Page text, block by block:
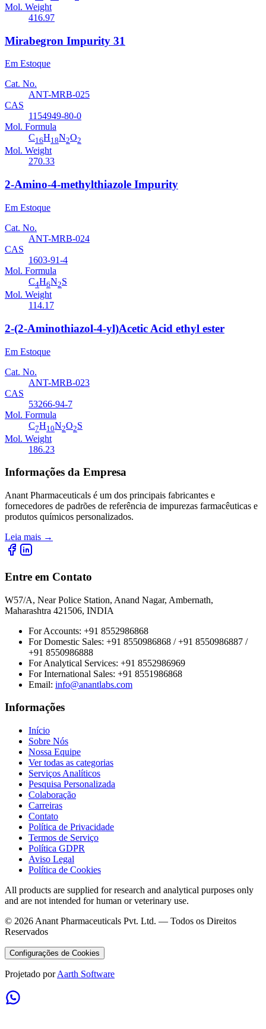
Mol. Weight
416.97
Mirabegron Impurity 31
Em Estoque
Cat. No.
ANT-MRB-025
CAS
1154949-80-0
Mol. Formula
C16H18N2O2
Mol. Weight
270.33
2-Amino-4-methylthiazole Impurity
Em Estoque
Cat. No.
ANT-MRB-024
CAS
1603-91-4
Mol. Formula
C4H6N2S
Mol. Weight
114.17
2-(2-Aminothiazol-4-yl)Acetic Acid ethyl ester
Em Estoque
Cat. No.
ANT-MRB-023
CAS
53266-94-7
Mol. Formula
C7H10N2O2S
Mol. Weight
186.23
Informações da Empresa
Anant Pharmaceuticals é um dos principais fabricantes e
fornecedores de padrões de referência de impurezas farmacêuticas e
produtos químicos personalizados.
Leia mais →
Entre em Contato
W57/A, Near Police Station, Anand Nagar, Ambernath,
Maharashtra 421506, INDIA
For Accounts: +91 8552986868
For Domestic Sales: +91 8550986868 / +91 8550986887 /
+91 8550986888
For Analytical Services: +91 8552986969
For International Sales: +91 8551986868
Email: info@anantlabs.com
Informações
Início
Sobre Nós
Nossa Equipe
Ver todas as categorias
Serviços Analíticos
Pesquisa Personalizada
Colaboração
Carreiras
Contato
Política de Privacidade
Termos de Serviço
Política GDPR
Aviso Legal
Política de Cookies
All products are supplied for research and analytical purposes only
and are not intended for human or veterinary use.
© 2026 Anant Pharmaceuticals Pvt. Ltd. — Todos os Direitos
Reservados
Configurações de Cookies
Projetado por Aarth Software